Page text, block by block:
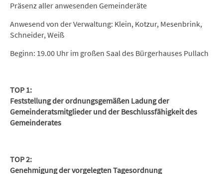
Präsenz aller anwesenden Gemeinderäte
Anwesend von der Verwaltung: Klein, Kotzur, Mesenbrink,
Schneider, Weiß
Beginn: 19.00 Uhr im großen Saal des Bürgerhauses Pullach
TOP 1:
Feststellung der ordnungsgemäßen Ladung der
Gemeinderatsmitglieder und der Beschlussfähigkeit des
Gemeinderates
TOP 2:
Genehmigung der vorgelegten Tagesordnung